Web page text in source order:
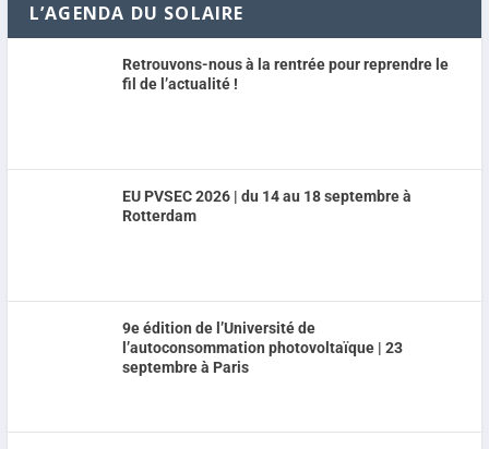
L’AGENDA DU SOLAIRE
Retrouvons-nous à la rentrée pour reprendre le
fil de l’actualité !
EU PVSEC 2026 | du 14 au 18 septembre à
Rotterdam
9e édition de l’Université de
l’autoconsommation photovoltaïque | 23
septembre à Paris